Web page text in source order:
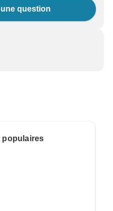
une question
populaires